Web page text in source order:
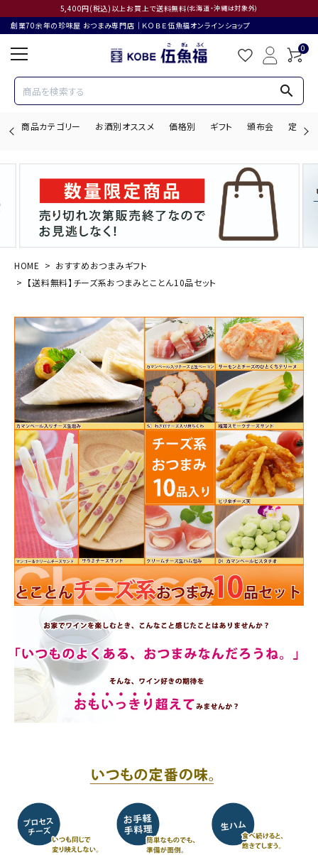
5,400円(税込)以上お買上で送料無料(北海道・沖縄は対象外)
創業70余年の珍味屋 おつまみ専門店│ＫＯＢＥ伍魚福オンラインショップ
0
search
商品カテゴリー お酒別オススメ 価格別 ギフト 頒布会 定期購
search
ACCOUNT MENU
商品カテゴリー
お酒別オススメ
価格別
お問い合わせ
ご利用ガイド
直営店
HOME
おすすめおつまみギフト
【送料無料】チーズ系おつまみとことん10品セット